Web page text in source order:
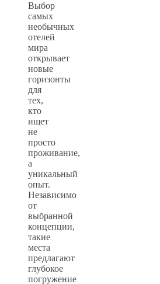
Выбор
самых
необычных
отелей
мира
открывает
новые
горизонты
для
тех,
кто
ищет
не
просто
проживание,
а
уникальный
опыт.
Независимо
от
выбранной
концепции,
такие
места
предлагают
глубокое
погружение